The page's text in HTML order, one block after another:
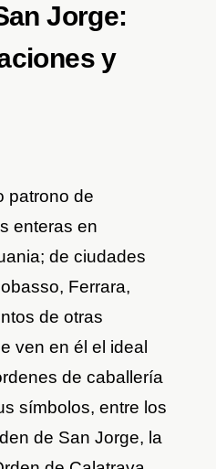
Jorge:
y
patrono de
enteras en
de ciudades
Ferrara,
de otras
ven en él el ideal
de caballería
símbolos, entre los
de San Jorge, la